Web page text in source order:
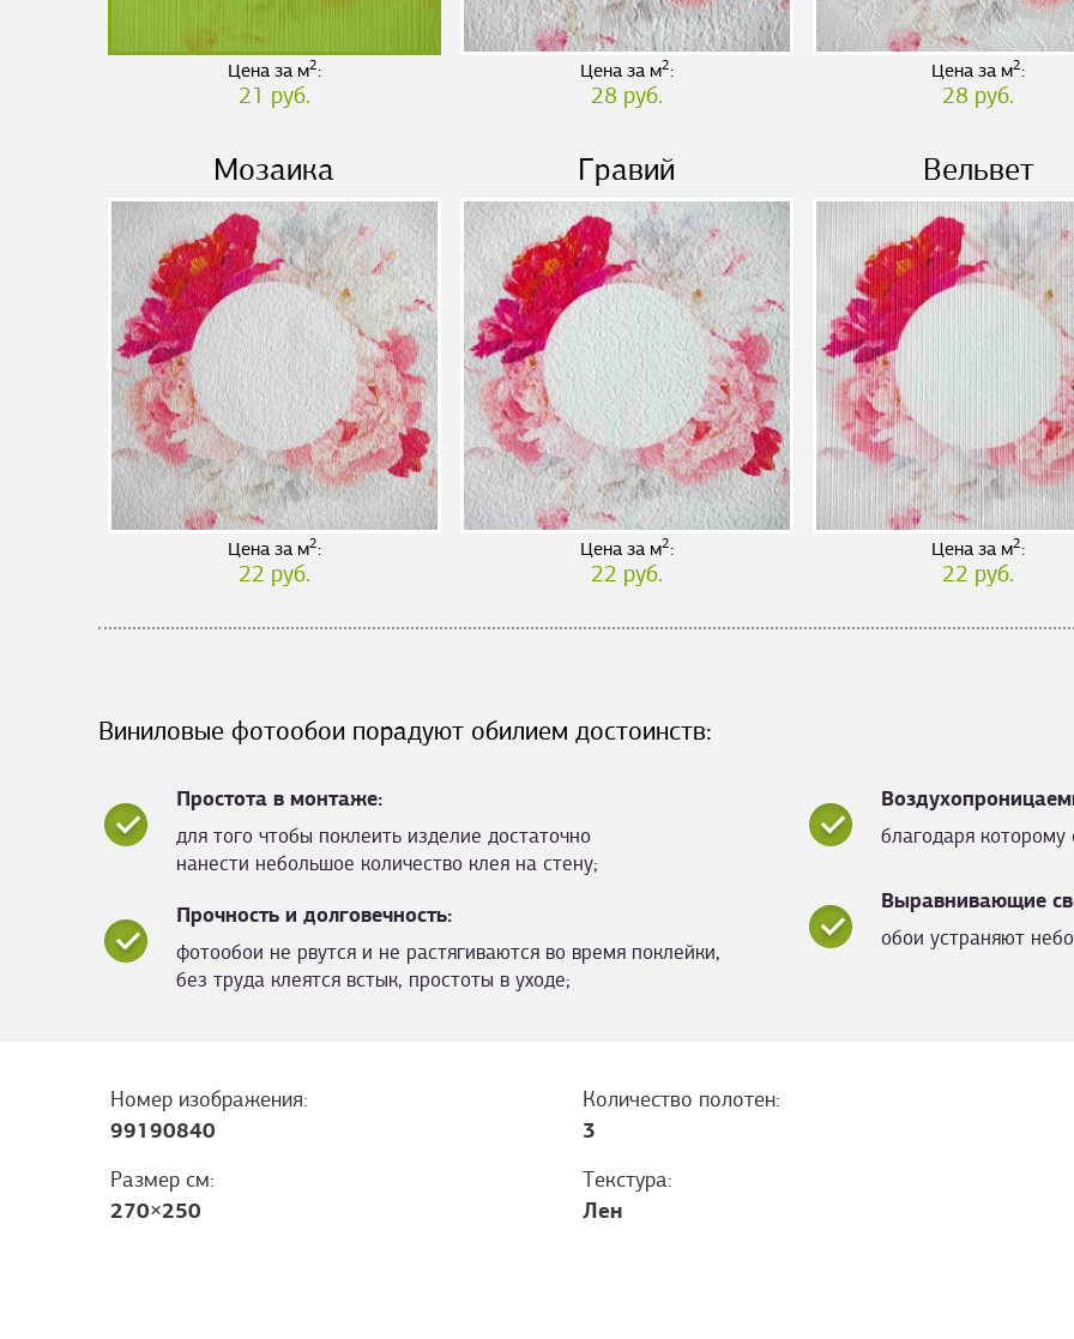
Цена за м2:
21 руб.
Цена за м2:
28 руб.
Цена за м2:
28 руб.
Мозаика
Цена за м2:
22 руб.
Гравий
Цена за м2:
22 руб.
Вельвет
Цена за м2:
22 руб.
Виниловые фотообои порадуют обилием достоинств:
Простота в монтаже:
для того чтобы поклеить изделие достаточно
нанести небольшое количество клея на стену;
благодаря
Выравнивающие
обои устраняют
Прочность и долговечность:
фотообои не рвутся и не растягиваются во время поклейки,
без труда клеятся встык, простоты в уходе;
Номер изображения:
99190840
Количество полотен:
3
Размер см:
270×250
Текстура:
Лен